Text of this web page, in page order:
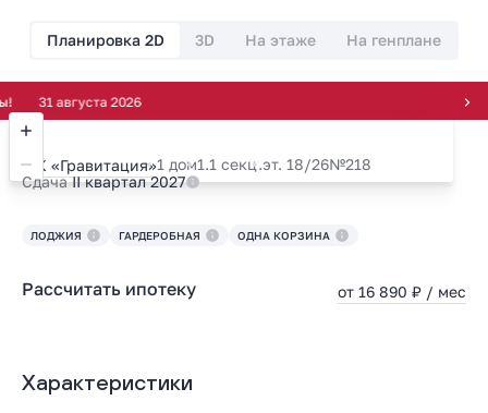
31 августа 2026
Планировка 2D 3D На этаже На генплане
ЖК «Гравитация»1 дом1.1 секц.эт. 18/26№218
СдачаII квартал 2027
ЛОДЖИЯ ГАРДЕРОБНАЯ ОДНА КОРЗИНА
Рассчитать ипотеку от 16 890 ₽ / мес
Характеристики